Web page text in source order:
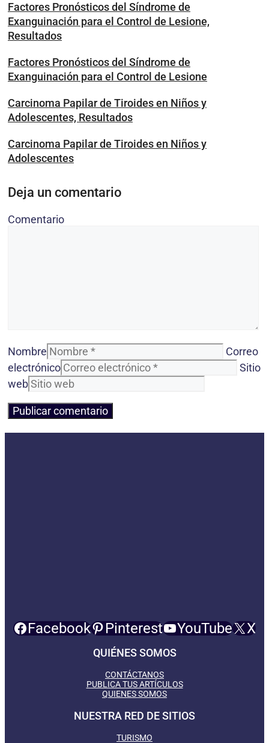
Factores Pronósticos del Síndrome de
Exanguinación para el Control de Lesione,
Resultados
Factores Pronósticos del Síndrome de
Exanguinación para el Control de Lesione
Carcinoma Papilar de Tiroides en Niños y
Adolescentes, Resultados
Carcinoma Papilar de Tiroides en Niños y
Adolescentes
Deja un comentario
Comentario
Nombre
Correo
electrónico
Sitio
web
Facebook Pinterest YouTube X
QUIÉNES SOMOS
CONTÁCTANOS
PUBLICA TUS ARTÍCULOS
QUIENES SOMOS
NUESTRA RED DE SITIOS
TURISMO